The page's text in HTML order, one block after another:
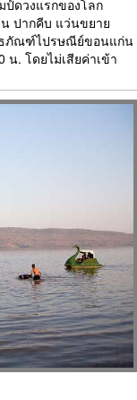
ดวงแรกของโลก
ปากคีบ แว่นขยาย
ธภัณฑ์ไปรษณีย์ขอนแก่น
น. โดยไม่เสียค่าเข้า